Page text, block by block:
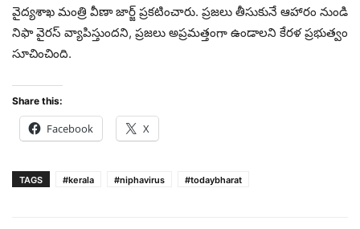
వైద్యశాఖ మంత్రి వీణా జార్జ్ ప్ర‌క‌టించారు. ప్రజలు తీసుకునే ఆహారం నుండి
నిఫా వైరస్ వ్యాపిస్తుందని, ప్రజలు అప్రమత్తంగా ఉండాలని కేరళ ప్రభుత్వం
సూచించింది.
Share this:
Facebook X
TAGS #kerala #niphavirus #todaybharat